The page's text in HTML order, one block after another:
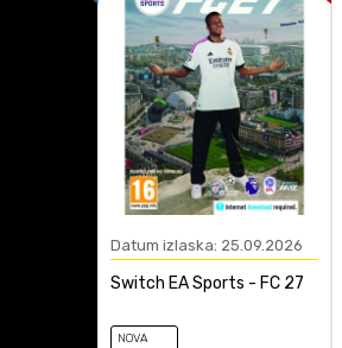
Datum izlaska: 25.09.2026
Switch EA Sports - FC 27
NOVA